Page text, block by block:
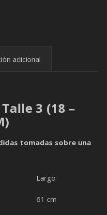
adicional
3 (18 –
tomadas sobre una
Largo
61 cm